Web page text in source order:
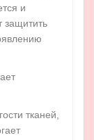
и
защитить
тканей,